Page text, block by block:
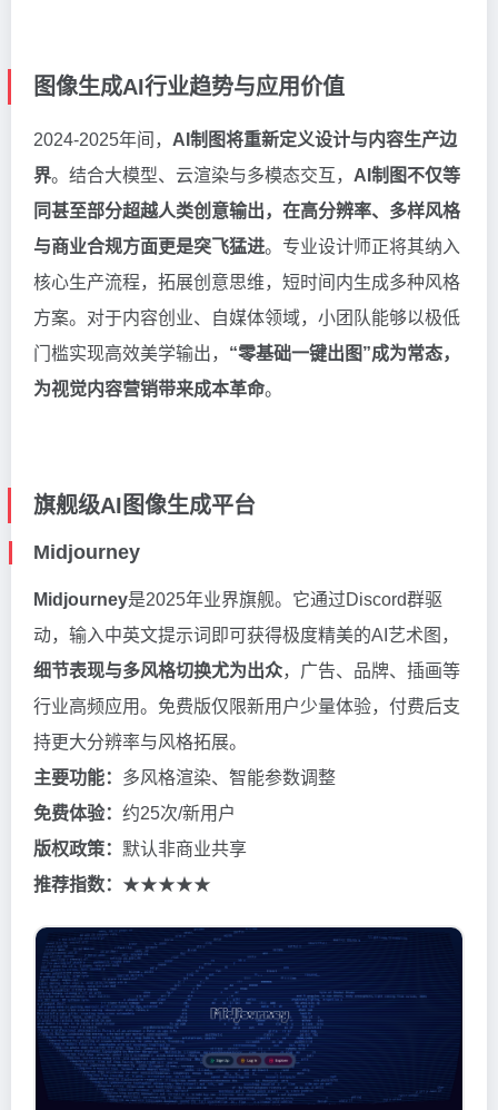
图像生成AI行业趋势与应用价值
2024-2025年间， AI制图将重新定义设计与内容生产边
界。结合大模型、云渲染与多模态交互， AI制图不仅等
同甚至部分超越人类创意输出，在高分辨率、多样风格
与商业合规方面更是突飞猛进。专业设计师正将其纳入
核心生产流程，拓展创意思维，短时间内生成多种风格
方案。对于内容创业、自媒体领域，小团队能够以极低
门槛实现高效美学输出， “零基础一键出图”成为常态，
为视觉内容营销带来成本革命。
旗舰级AI图像生成平台
Midjourney
Midjourney是2025年业界旗舰。它通过Discord群驱
动，输入中英文提示词即可获得极度精美的AI艺术图，
细节表现与多风格切换尤为出众，广告、品牌、插画等
行业高频应用。免费版仅限新用户少量体验，付费后支
持更大分辨率与风格拓展。
主要功能： 多风格渲染、智能参数调整
免费体验： 约25次/新用户
版权政策： 默认非商业共享
推荐指数： ★★★★★